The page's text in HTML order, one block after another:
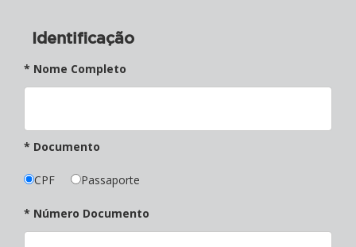
Identificação
* Nome Completo
* Documento
CPF Passaporte
* Número Documento